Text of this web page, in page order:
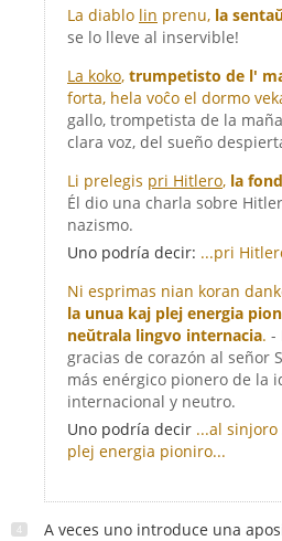
La diablo lin prenu, la
se lo lleve al inservible!
La koko, trumpetisto de l'
forta, hela voĉo el dormo
gallo, trompetista de la
clara voz, del sueño
Li prelegis pri Hitlero, la
Él dio una charla sobre
nazismo.
Uno podría decir: ...pri
Ni esprimas nian koran
la unua kaj plej energia
neŭtrala lingvo internacia. -
gracias de corazón al señor
más enérgico pionero de la
internacional y neutro.
Uno podría decir ...al sinjoro
plej energia pioniro...
A veces uno introduce una